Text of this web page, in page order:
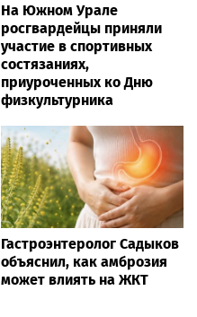
На Южном Урале
росгвардейцы приняли
участие в спортивных
состязаниях,
приуроченных ко Дню
физкультурника
Гастроэнтеролог Садыков
объяснил, как амброзия
может влиять на ЖКТ